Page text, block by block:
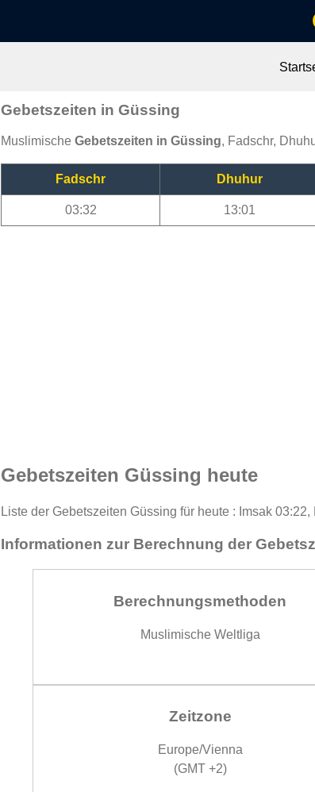
Gebetszeiten in Güssing
Muslimische Gebetszeiten in Güssing, Fadschr,
Fadschr Dhuhur
03:32 13:01
Gebetszeiten Güssing heute
Liste der Gebetszeiten Güssing für heute : Imsak
Informationen zur Berechnung der
Berechnungsmethoden
Muslimische Weltliga
Zeitzone
Europe/Vienna
(GMT +2)